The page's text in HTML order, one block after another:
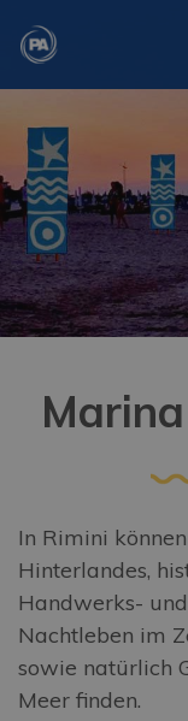
In Rimini
Hinterlandes,
Handwerks-
Nachtleben im
sowie natürlich
Meer finden.